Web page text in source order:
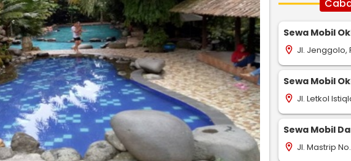
Sewa Mobil
location_on Jl. Jenggolo,
Sewa Mobil
location_on Jl. Letkol
Sewa Mobil
location_on Jl. Mastrip